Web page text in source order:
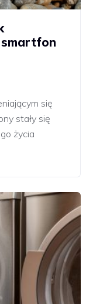
smartfon
się
stały się
życia